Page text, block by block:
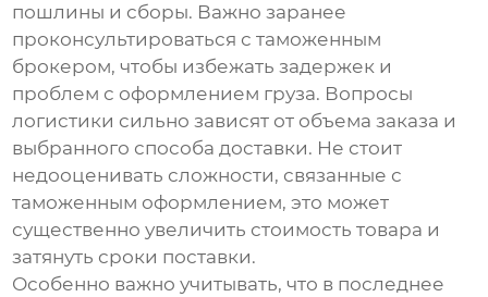
пошлины и сборы. Важно заранее
проконсультироваться с таможенным
брокером, чтобы избежать задержек и
проблем с оформлением груза. Вопросы
логистики сильно зависят от объема заказа и
выбранного способа доставки. Не стоит
недооценивать сложности, связанные с
таможенным оформлением, это может
существенно увеличить стоимость товара и
затянуть сроки поставки.
Особенно важно учитывать, что в последнее